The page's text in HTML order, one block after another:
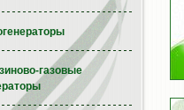
газовые